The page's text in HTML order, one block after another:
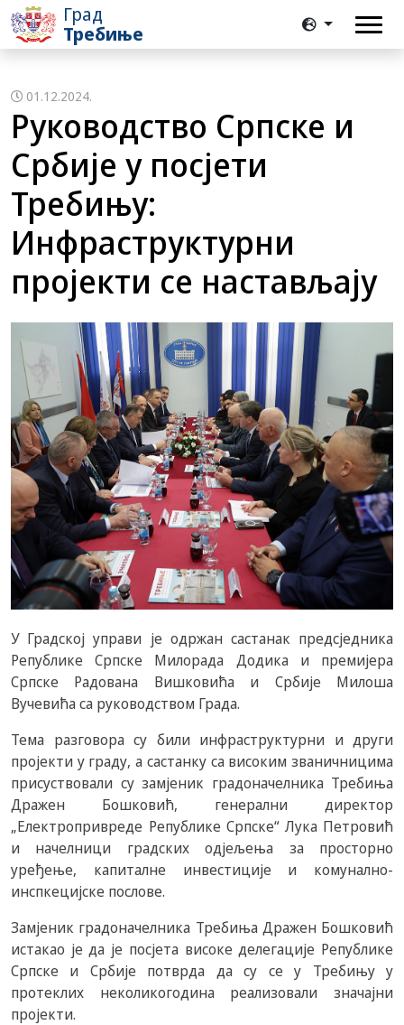
Град
Требиње
01.12.2024.
Руководство Српске и
Србије у посјети
Требињу:
Инфраструктурни
пројекти се настављају
У Градској управи је одржан састанак предсједника
Републике Српске Милорада Додика и премијера
Српске Радована Вишковића и Србије Милоша
Вучевића са руководством Града.
Тема разговора су били инфраструктурни и други
пројекти у граду, а састанку са високим званичницима
присуствовали су замјеник градоначелника Требиња
Дражен Бошковић, генерални директор
„Електропривреде Републике Српске“ Лука Петровић
и начелници градских одјељења за просторно
уређење, капиталне инвестиције и комунално-
инспкецијске послове.
Замјеник градоначелника Требиња Дражен Бошковић
истакао је да је посјета високе делегације Републике
Српске и Србије потврда да су се у Требињу у
протеклих неколикогодина реализовали значајни
пројекти.